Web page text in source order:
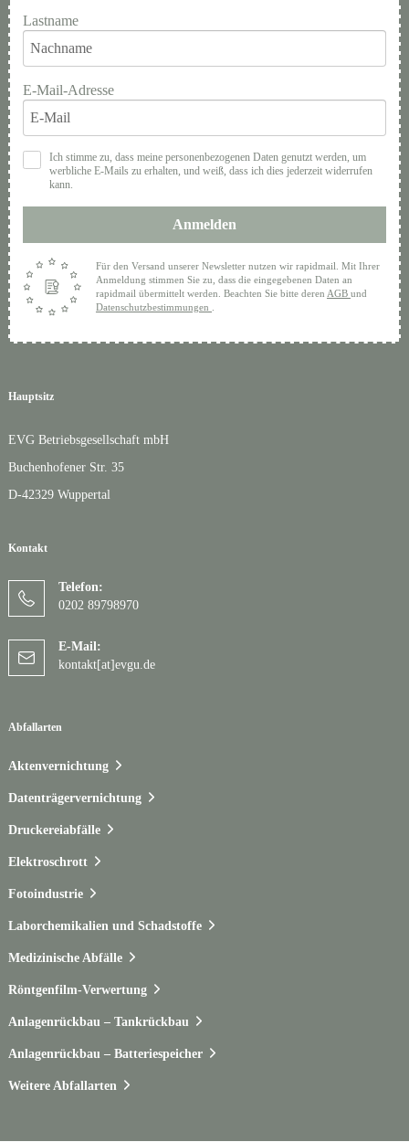
Hauptsitz
EVG Betriebsgesellschaft mbH
Buchenhofener Str. 35
D-42329 Wuppertal
Kontakt
Telefon:
0202 89798970
E-Mail:
kontakt[at]evgu.de
Abfallarten
Aktenvernichtung
Datenträgervernichtung
Druckereiabfälle
Elektroschrott
Fotoindustrie
Laborchemikalien und Schadstoffe
Medizinische Abfälle
Röntgenfilm-Verwertung
Anlagenrückbau – Tankrückbau
Anlagenrückbau – Batteriespeicher
Weitere Abfallarten
Lastname
E-Mail-Adresse
Ich stimme zu, dass meine personenbezogenen Daten genutzt werden, um
werbliche E-Mails zu erhalten, und weiß, dass ich dies jederzeit widerrufen
kann.
Anmelden
Für den Versand unserer Newsletter nutzen wir rapidmail. Mit Ihrer
Anmeldung stimmen Sie zu, dass die eingegebenen Daten an
rapidmail übermittelt werden. Beachten Sie bitte deren AGB und
Datenschutzbestimmungen